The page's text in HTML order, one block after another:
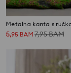
5,95 BAM 7,95BAM